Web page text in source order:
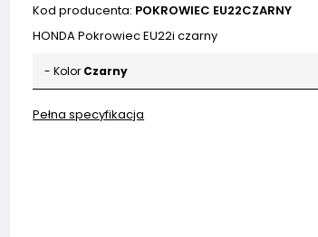
Kod producenta: POKROWIEC EU22CZARNY
HONDA Pokrowiec EU22i czarny
- Kolor Czarny
Pełna specyfikacja